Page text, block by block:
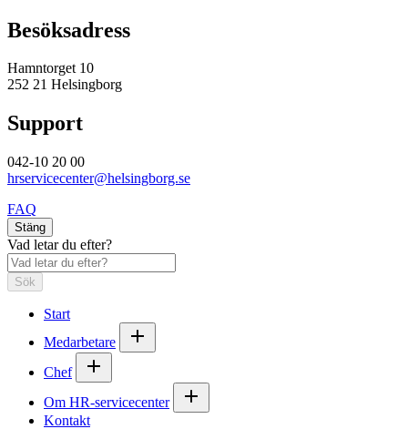
Besöksadress
Hamntorget 10
252 21 Helsingborg
Support
042-10 20 00
hrservicecenter@helsingborg.se
FAQ
Stäng
Vad letar du efter?
Sök
Start
Medarbetare
Chef
Om HR-servicecenter
Kontakt